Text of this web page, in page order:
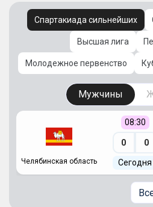
Спартакиада сильнейших
Высшая лига
Молодежное первенство
Мужчины
Челябинская область
08:30
0 0
Сегодня